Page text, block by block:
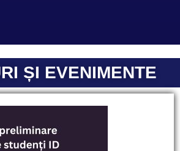
ȘI EVENIMENTE